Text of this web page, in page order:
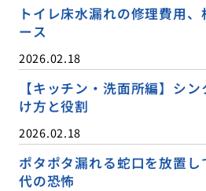
トイレ床水漏れの修理費用
ース
2026.02.18
【キッチン・洗面所編】シ
け方と役割
2026.02.18
ポタポタ漏れる蛇口を放置
代の恐怖